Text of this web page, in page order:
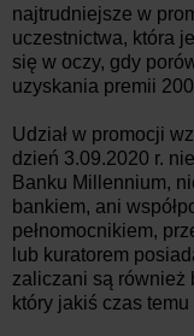
najtrudniejsze w
uczestnictwa, która
się w oczy, gdy
uzyskania premii 200
Udział w promocji
dzień 3.09.2020 r.
Banku Millennium,
bankiem, ani
pełnomocnikiem,
lub kuratorem
zaliczani są również
który jakiś czas